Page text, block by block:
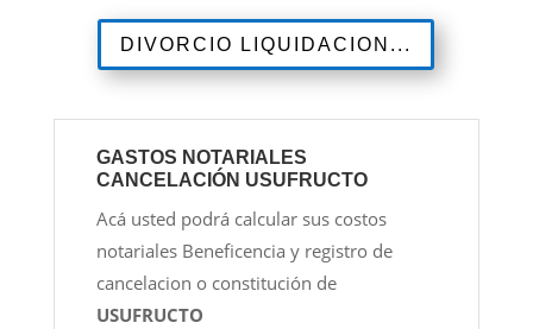
DIVORCIO LIQUIDACION...
GASTOS NOTARIALES
CANCELACIÓN USUFRUCTO
Acá usted podrá calcular sus costos
notariales Beneficencia y registro de
cancelacion o constitución de
USUFRUCTO